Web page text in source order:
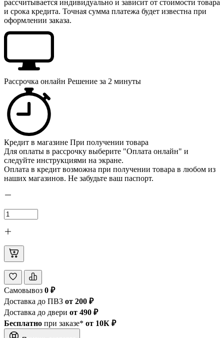
рассчитывается индивидуально и зависит от стоимости товара
и срока кредита. Точная сумма платежа будет известна при
оформлении заказа.
Рассрочка онлайн Решение за 2 минуты
Кредит в магазине При получении товара
Для оплаты в рассрочку выберите "Оплата онлайн" и
следуйте инструкциями на экране.
Оплата в кредит возможна при получении товара в любом из
наших магазинов. Не забудьте ваш паспорт.
Самовывоз 0 ₽
Доставка до ПВЗ от 200 ₽
Доставка до двери от 490 ₽
Бесплатно при заказе* от 10К ₽